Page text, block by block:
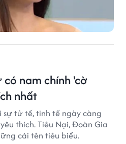
nam chính 'cờ
nhất
sự tử tế, tinh tế ngày càng
thích. Tiêu Nại, Đoàn Gia
cái tên tiêu biểu.